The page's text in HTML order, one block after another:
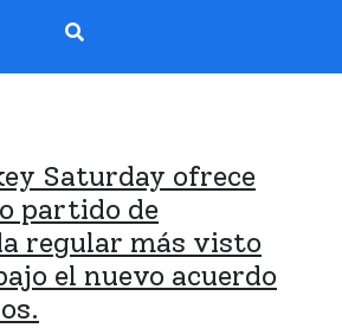
Saturday ofrece
partido de
regular más visto
el nuevo acuerdo